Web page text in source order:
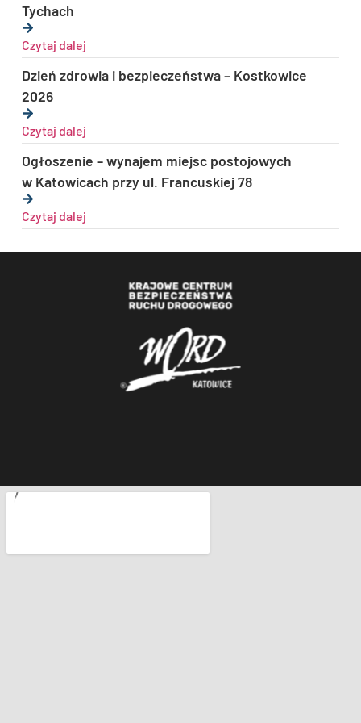
Tychach
Czytaj dalej
Dzień zdrowia i bezpieczeństwa – Kostkowice
2026
Czytaj dalej
Ogłoszenie – wynajem miejsc postojowych
w Katowicach przy ul. Francuskiej 78
Czytaj dalej